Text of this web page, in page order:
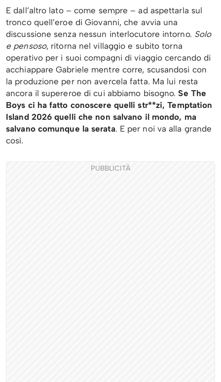
E dall’altro lato – come sempre – ad aspettarla sul
tronco quell’eroe di Giovanni, che avvia una
discussione senza nessun interlocutore intorno. Solo
e pensoso, ritorna nel villaggio e subito torna
operativo per i suoi compagni di viaggio cercando di
acchiappare Gabriele mentre corre, scusandosi con
la produzione per non avercela fatta. Ma lui resta
ancora il supereroe di cui abbiamo bisogno.Se The
Boys ci ha fatto conoscere quelli str**zi, Temptation
Island 2026 quelli che non salvano il mondo, ma
salvano comunque la serata. E per noi va alla grande
così.
PUBBLICITÀ